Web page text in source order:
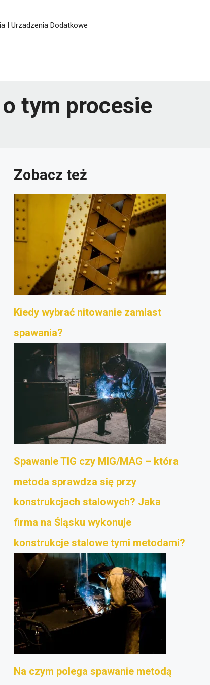
I Urzadzenia Dodatkowe
tym procesie
Zobacz też
Kiedy wybrać nitowanie zamiast
spawania?
Spawanie TIG czy MIG/MAG – która
metoda sprawdza się przy
konstrukcjach stalowych? Jaka
firma na Śląsku wykonuje
konstrukcje stalowe tymi metodami?
Na czym polega spawanie metodą